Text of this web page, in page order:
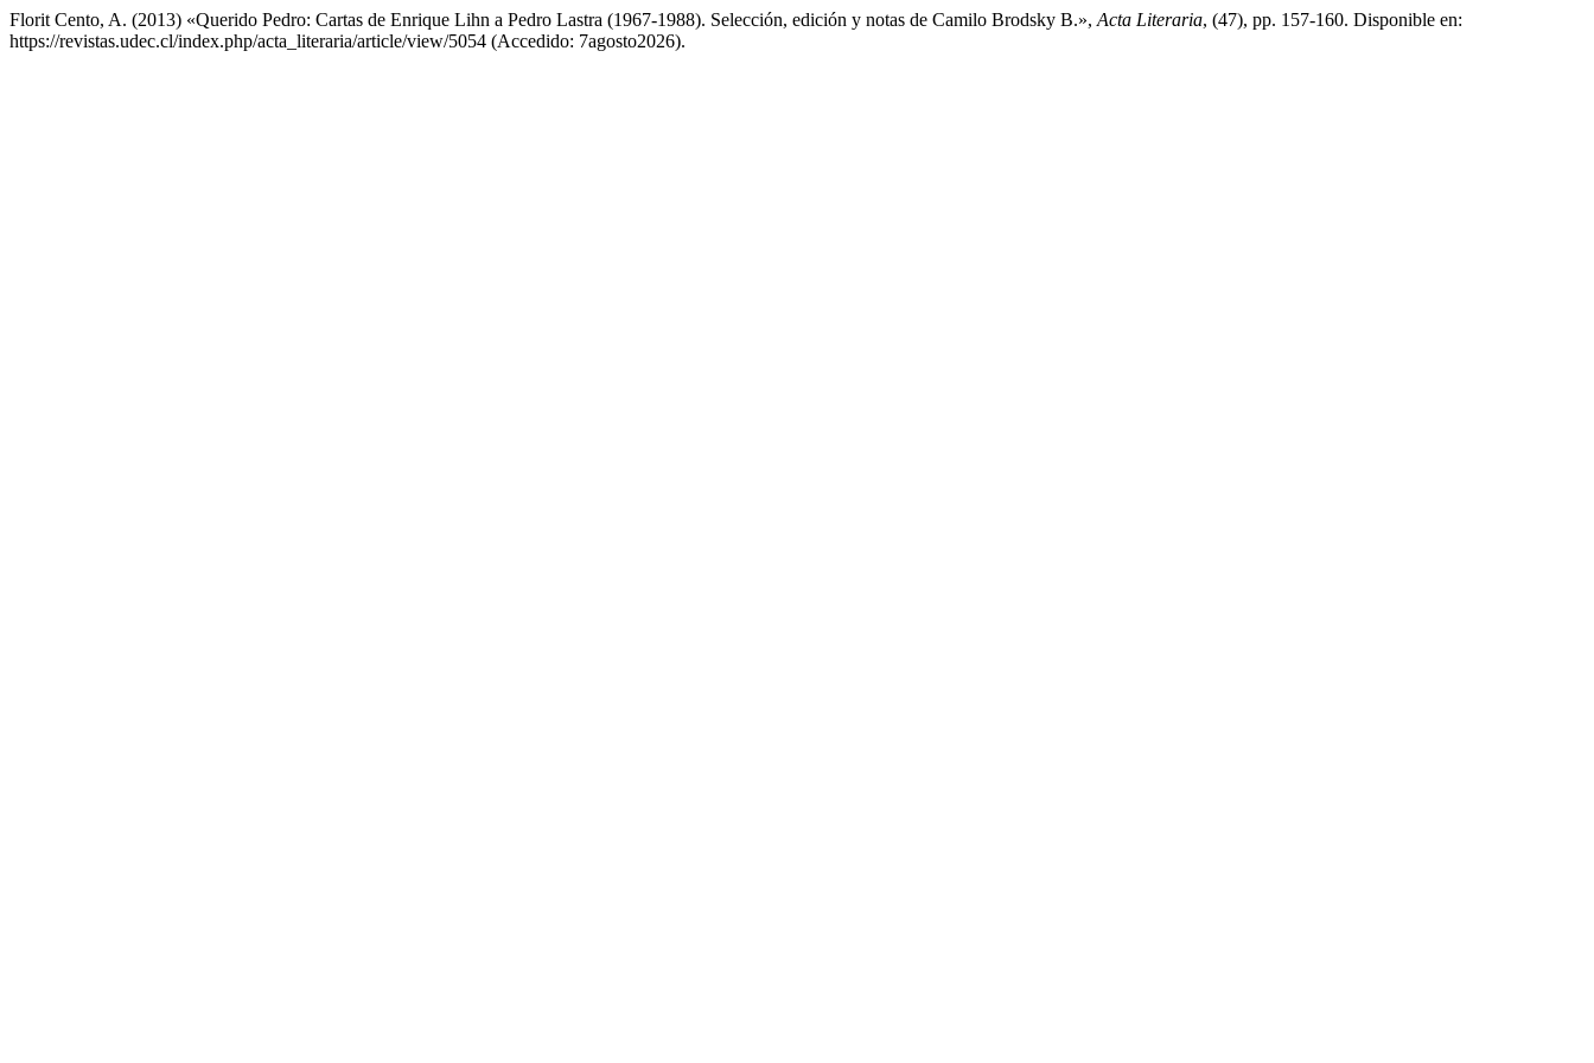
Florit Cento, A. (2013) «Querido Pedro: Cartas de Enrique Lihn a Pedro Lastra (1967-1988). Selección, edición y notas de Camilo Brodsky B.», Acta Literaria, (47), pp. 157-160. Disponible en:
https://revistas.udec.cl/index.php/acta_literaria/article/view/5054 (Accedido: 7agosto2026).